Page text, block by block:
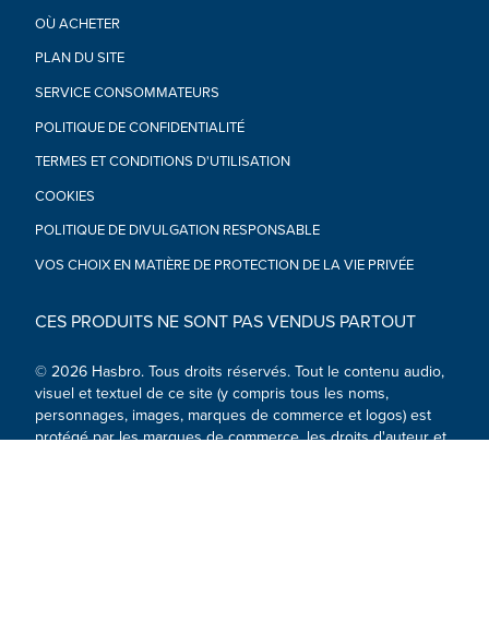
OÙ ACHETER
PLAN DU SITE
SERVICE CONSOMMATEURS
POLITIQUE DE CONFIDENTIALITÉ
TERMES ET CONDITIONS D'UTILISATION
COOKIES
POLITIQUE DE DIVULGATION RESPONSABLE
VOS CHOIX EN MATIÈRE DE PROTECTION DE LA VIE PRIVÉE
CES PRODUITS NE SONT PAS VENDUS PARTOUT
© 2026 Hasbro. Tous droits réservés. Tout le contenu audio,
visuel et textuel de ce site (y compris tous les noms,
personnages, images, marques de commerce et logos) est
protégé par les marques de commerce, les droits d'auteur et